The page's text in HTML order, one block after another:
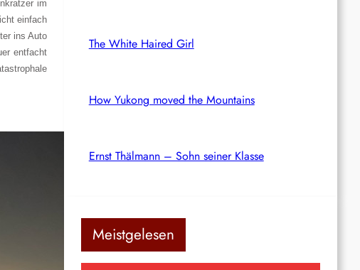
im
einfach
ins Auto
entfacht
The White Haired Girl
How Yukong moved the Mountains
Ernst Thälmann – Sohn seiner Klasse
Meistgelesen